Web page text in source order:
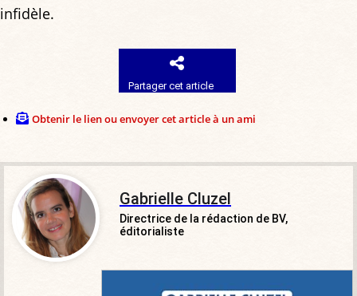
infidèle.
Partager cet article
Obtenir le lien ou envoyer cet article à un ami
Gabrielle Cluzel
Directrice de la rédaction de BV,
éditorialiste